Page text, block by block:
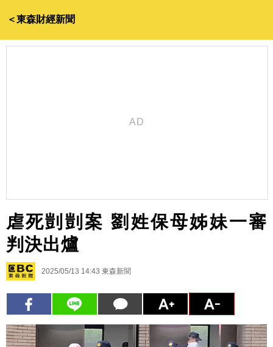
＜東森財經新聞
虐死剴剴案 劉姓保母姊妹一審
判決出爐
2025/05/13 14:43 東森新聞